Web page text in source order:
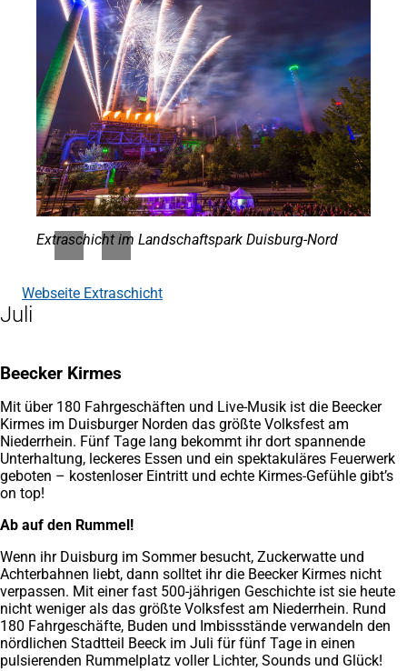
Extraschicht im Landschaftspark Duisburg-Nord
Webseite Extraschicht
(Öffnet
in
einem
Tab)
Juli
Beecker Kirmes
Mit über 180 Fahrgeschäften und Live-Musik ist die Beecker
Kirmes im Duisburger Norden das größte Volksfest am
Niederrhein. Fünf Tage lang bekommt ihr dort spannende
Unterhaltung, leckeres Essen und ein spektakuläres Feuerwerk
geboten – kostenloser Eintritt und echte Kirmes-Gefühle gibt’s
on top!
Ab auf den Rummel!
Wenn ihr Duisburg im Sommer besucht, Zuckerwatte und
Achterbahnen liebt, dann solltet ihr die Beecker Kirmes nicht
verpassen. Mit einer fast 500-jährigen Geschichte ist sie heute
nicht weniger als das größte Volksfest am Niederrhein. Rund
180 Fahrgeschäfte, Buden und Imbissstände verwandeln den
nördlichen Stadtteil Beeck im Juli für fünf Tage in einen
pulsierenden Rummelplatz voller Lichter, Sounds und Glück!